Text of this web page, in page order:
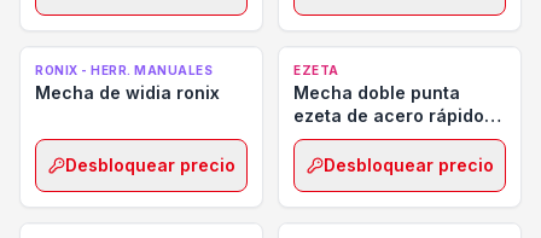
RONIX - HERR. MANUALES
Mecha de widia ronix
Desbloquear precio
EZETA
Mecha doble punta
ezeta de acero rápido
hss
Desbloquear precio